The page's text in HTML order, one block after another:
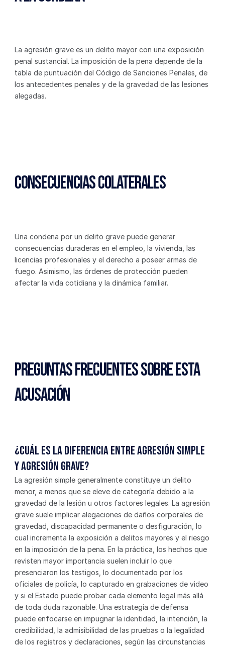
La agresión grave es un delito mayor con una exposición
penal sustancial. La imposición de la pena depende de la
tabla de puntuación del Código de Sanciones Penales, de
los antecedentes penales y de la gravedad de las lesiones
alegadas.
Consecuencias Colaterales
Una condena por un delito grave puede generar
consecuencias duraderas en el empleo, la vivienda, las
licencias profesionales y el derecho a poseer armas de
fuego. Asimismo, las órdenes de protección pueden
afectar la vida cotidiana y la dinámica familiar.
Preguntas Frecuentes Sobre Esta
Acusación
¿Cuál es la diferencia entre agresión simple
y agresión grave?
La agresión simple generalmente constituye un delito
menor, a menos que se eleve de categoría debido a la
gravedad de la lesión u otros factores legales. La agresión
grave suele implicar alegaciones de daños corporales de
gravedad, discapacidad permanente o desfiguración, lo
cual incrementa la exposición a delitos mayores y el riesgo
en la imposición de la pena. En la práctica, los hechos que
revisten mayor importancia suelen incluir lo que
presenciaron los testigos, lo documentado por los
oficiales de policía, lo capturado en grabaciones de video
y si el Estado puede probar cada elemento legal más allá
de toda duda razonable. Una estrategia de defensa
puede enfocarse en impugnar la identidad, la intención, la
credibilidad, la admisibilidad de las pruebas o la legalidad
de los registros y declaraciones, según las circunstancias